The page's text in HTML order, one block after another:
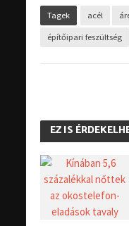
Tagek acél
építőipari feszültség
EZ IS